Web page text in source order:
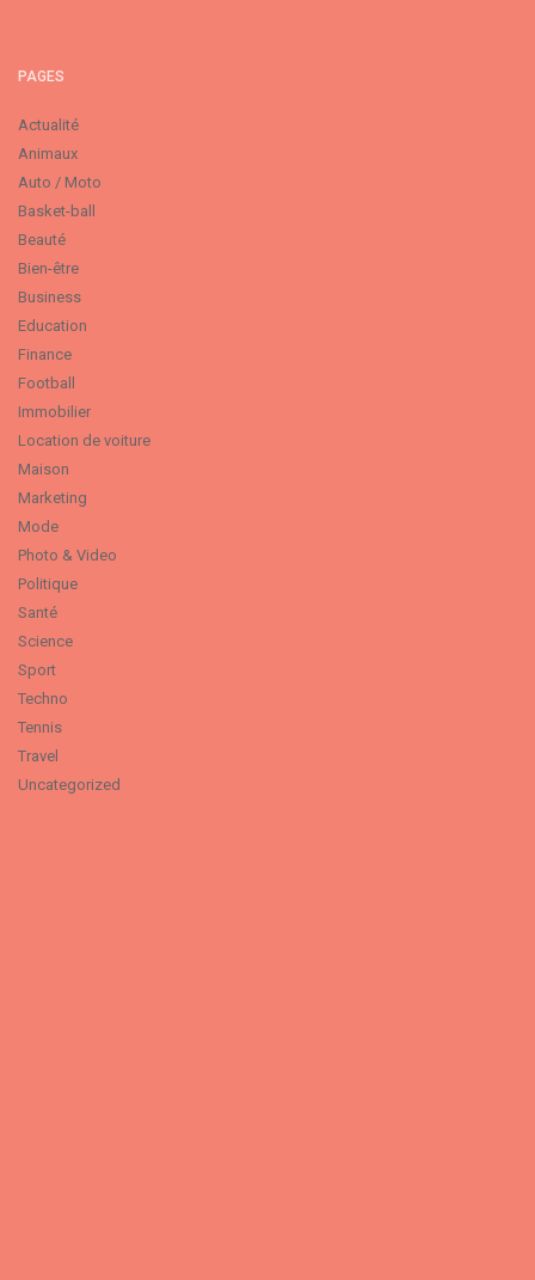
PAGES
Actualité
Animaux
Auto / Moto
Basket-ball
Beauté
Bien-être
Business
Education
Finance
Football
Immobilier
Location de voiture
Maison
Marketing
Mode
Photo & Video
Politique
Santé
Science
Sport
Techno
Tennis
Travel
Uncategorized